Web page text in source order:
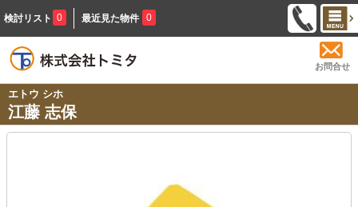
検討リスト 0 最近見た物件 0
お問合せ
エトウ シホ
江藤 志保